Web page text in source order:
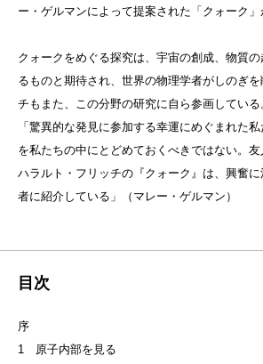
ー・ゲルマンによって提案された「クォーク」
クォークをめぐる探究は、宇宙の創成、物質の
るものと期待され、世界の物理学者がしのぎ
チもまた、この分野の研究に自ら参画している
「驚異的な発見に参加する幸運にめぐまれた
を私たちの中にとどめておくべきではない。
ハラルト・フリッチの『クォーク』は、興奮
者に紹介している」（マレー・ゲルマン）
目次
序
1 原子内部を見る